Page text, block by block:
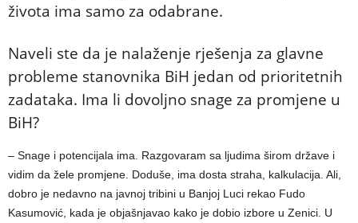
života ima samo za odabrane.
Naveli ste da je nalaženje rješenja za glavne
probleme stanovnika BiH jedan od prioritetnih
zadataka. Ima li dovoljno snage za promjene u
BiH?
– Snage i potencijala ima. Razgovaram sa ljudima širom države i
vidim da žele promjene. Doduše, ima dosta straha, kalkulacija. Ali,
dobro je nedavno na javnoj tribini u Banjoj Luci rekao Fudo
Kasumović, kada je objašnjavao kako je dobio izbore u Zenici. U